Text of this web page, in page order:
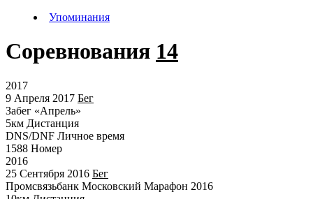
Упоминания
Соревнования 14
2017
9 Апреля 2017 Бег
Забег «Апрель»
5км Дистанция
DNS/DNF Личное время
1588 Номер
2016
25 Сентября 2016 Бег
Промсвязьбанк Московский Марафон 2016